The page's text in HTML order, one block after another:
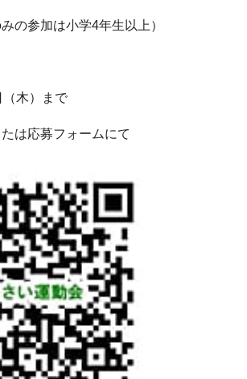
参加は小学4年生以上）
（木）まで
は応募フォームにて